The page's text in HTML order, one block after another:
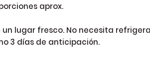
aprox.
lugar fresco. No necesita
3 días de anticipación.